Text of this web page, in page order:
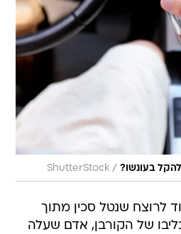
בעונשו? /
ShutterStock
לרוצח שנטל סכין מתוך
של הקורבן, אדם שעלה